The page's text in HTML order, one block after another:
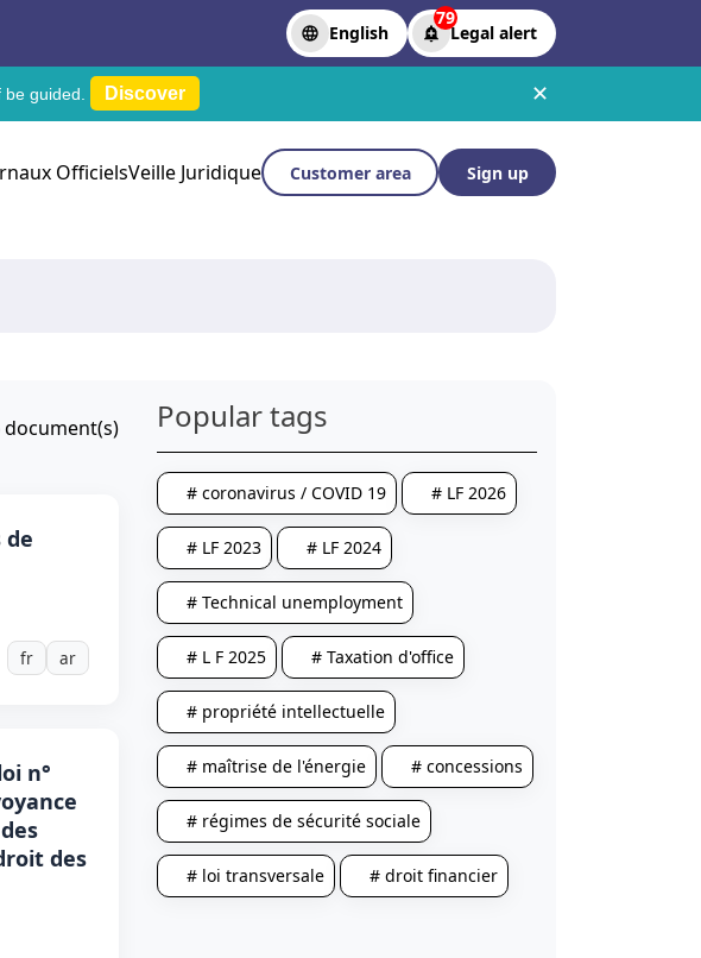
English
79
Legal alert
guided. Discover ✕
OfficielsVeille Juridique Customer area Sign up
document(s)
de
fr ar
n°
des
Popular tags
# coronavirus / COVID 19 # LF 2026
# LF 2023 # LF 2024
# Technical unemployment
# L F 2025 # Taxation d'office
# propriété intellectuelle
# maîtrise de l'énergie # concessions
# régimes de sécurité sociale
# loi transversale # droit financier